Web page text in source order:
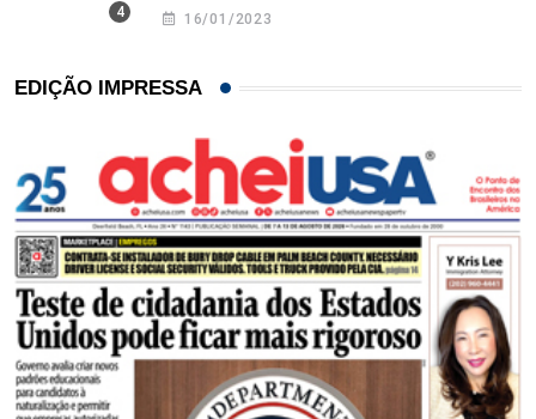
16/01/2023
EDIÇÃO IMPRESSA